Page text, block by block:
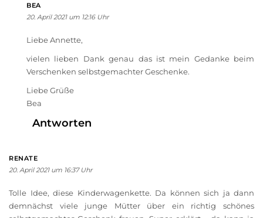
BEA
20. April 2021 um 12:16 Uhr
Liebe Annette,
vielen lieben Dank genau das ist mein Gedanke beim
Verschenken selbstgemachter Geschenke.
Liebe Grüße
Bea
Antworten
RENATE
20. April 2021 um 16:37 Uhr
Tolle Idee, diese Kinderwagenkette. Da können sich ja dann
demnächst viele junge Mütter über ein richtig schönes